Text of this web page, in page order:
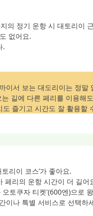
정기 운항 시 대토리이
없어요.
.
서 보는 대도리이는 정
길에 다른 페리를 이용해
즐기고 시간도 잘 활용할
리이 코스’가 좋아요.
페리의 운항 시간이 더 길어
오토쿠자 티켓'(600엔)으로
이나 특별 서비스로 선택하